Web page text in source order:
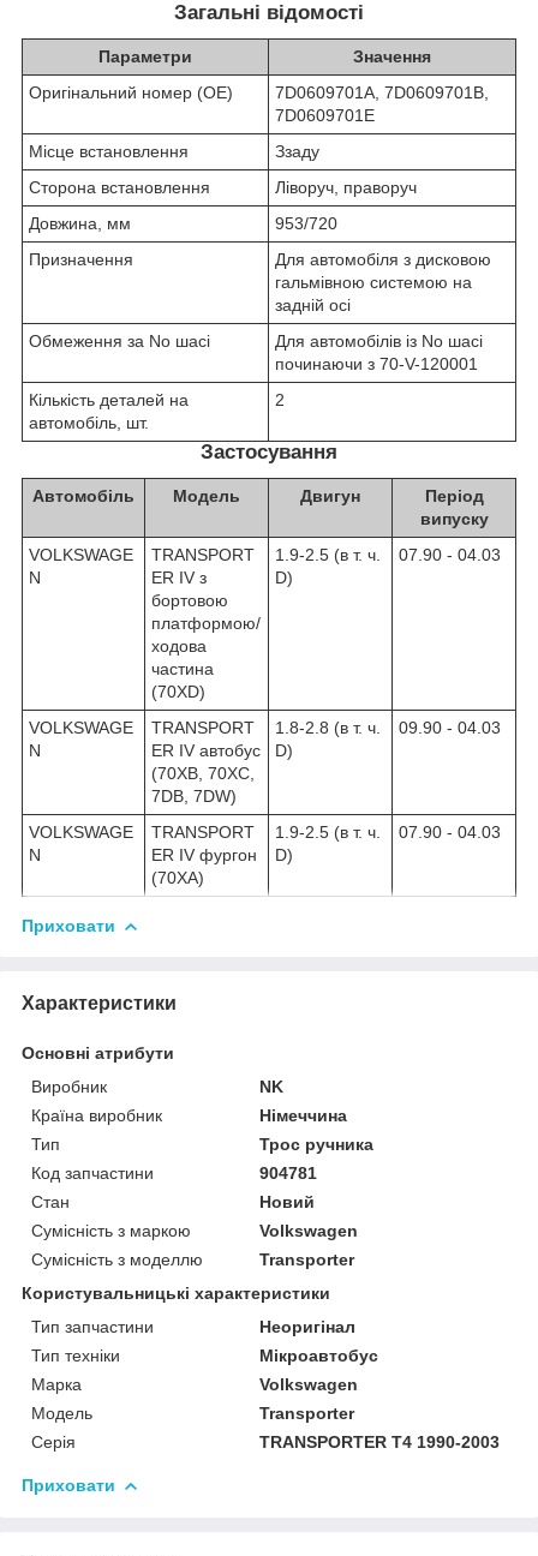
Загальні відомості
Параметри
Значення
Оригінальний номер (OE)
7D0609701A, 7D0609701B,
7D0609701E
Місце встановлення
Ззаду
Сторона встановлення
Ліворуч, праворуч
Довжина, мм
953/720
Призначення
Для автомобіля з дисковою
гальмівною системою на
задній осі
Обмеження за No шасі
Для автомобілів із No шасі
починаючи з 70-V-120001
Кількість деталей на
автомобіль, шт.
2
Застосування
Автомобіль Модель Двигун
Період
випуску
VOLKSWAGE
N
TRANSPORT
ER IV з
бортовою
платформою/
ходова
частина
(70XD)
1.9-2.5 (в т. ч.
D)
07.90 - 04.03
VOLKSWAGE
N
TRANSPORT
ER IV автобус
(70XB, 70XC,
7DB, 7DW)
1.8-2.8 (в т. ч.
D)
09.90 - 04.03
VOLKSWAGE
N
TRANSPORT
ER IV фургон
(70XA)
1.9-2.5 (в т. ч.
D)
07.90 - 04.03
Приховати
Характеристики
Основні атрибути
Виробник
NK
Країна виробник
Німеччина
Тип
Трос ручника
Код запчастини
904781
Стан
Новий
Сумісність з маркою
Volkswagen
Сумісність з моделлю
Transporter
Користувальницькі характеристики
Тип запчастини
Неоригінал
Тип техніки
Мікроавтобус
Марка
Volkswagen
Модель
Transporter
Серія
TRANSPORTER T4 1990-2003
Приховати